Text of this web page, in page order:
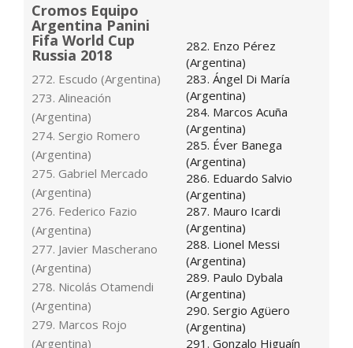
Cromos Equipo
Argentina Panini
Fifa World Cup
Russia 2018
272. Escudo (Argentina)
273. Alineación
(Argentina)
274. Sergio Romero
(Argentina)
275. Gabriel Mercado
(Argentina)
276. Federico Fazio
(Argentina)
277. Javier Mascherano
(Argentina)
278. Nicolás Otamendi
(Argentina)
279. Marcos Rojo
(Argentina)
282. Enzo Pérez
(Argentina)
283. Ángel Di María
(Argentina)
284. Marcos Acuña
(Argentina)
285. Éver Banega
(Argentina)
286. Eduardo Salvio
(Argentina)
287. Mauro Icardi
(Argentina)
288. Lionel Messi
(Argentina)
289. Paulo Dybala
(Argentina)
290. Sergio Agüero
(Argentina)
291. Gonzalo Higuaín